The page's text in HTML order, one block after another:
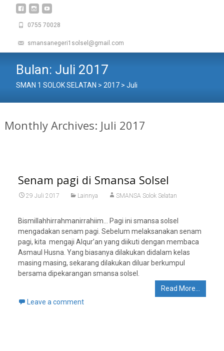
0755 70028
smansanegeri1solsel@gmail.com
Bulan: Juli 2017
SMAN 1 SOLOK SELATAN > 2017 > Juli
Monthly Archives: Juli 2017
Senam pagi di Smansa Solsel
29 Juli 2017 Lainnya SMANSA Solok Selatan
Bismillahhirrahmanirrahiim… Pagi ini smansa solsel
mengadakan senam pagi. Sebelum melaksanakan senam
pagi, kita mengaji Alqur’an yang diikuti dengan membaca
Asmaul Husna. Yang biasanya dilakukan didalam kelas
masing masing, sekarang dilakukan diluar berkumpul
bersama dipekarangan smansa solsel.
Read More…
Leave a comment